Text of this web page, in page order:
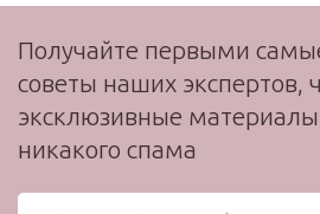
Получайте первыми
советы наших экспертов,
эксклюзивные
никакого спама